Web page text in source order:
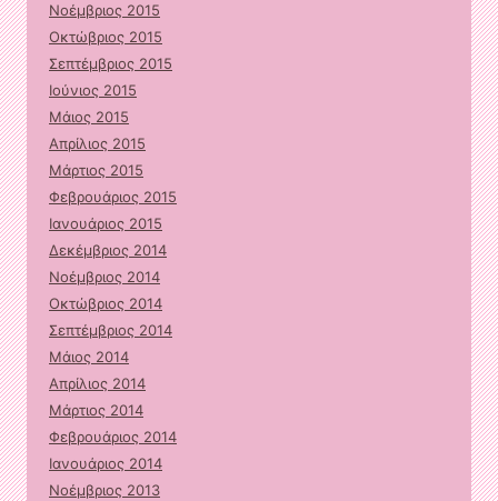
Νοέμβριος 2015
Οκτώβριος 2015
Σεπτέμβριος 2015
Ιούνιος 2015
Μάιος 2015
Απρίλιος 2015
Μάρτιος 2015
Φεβρουάριος 2015
Ιανουάριος 2015
Δεκέμβριος 2014
Νοέμβριος 2014
Οκτώβριος 2014
Σεπτέμβριος 2014
Μάιος 2014
Απρίλιος 2014
Μάρτιος 2014
Φεβρουάριος 2014
Ιανουάριος 2014
Νοέμβριος 2013